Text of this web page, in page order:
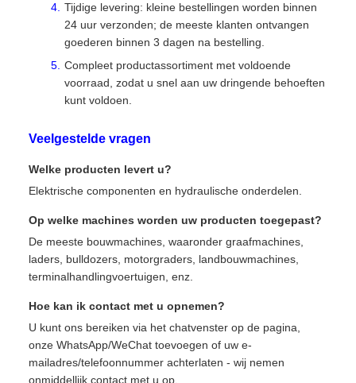
Tijdige levering: kleine bestellingen worden binnen
24 uur verzonden; de meeste klanten ontvangen
goederen binnen 3 dagen na bestelling.
Compleet productassortiment met voldoende
voorraad, zodat u snel aan uw dringende behoeften
kunt voldoen.
Veelgestelde vragen
Welke producten levert u?
Elektrische componenten en hydraulische onderdelen.
Op welke machines worden uw producten toegepast?
De meeste bouwmachines, waaronder graafmachines,
laders, bulldozers, motorgraders, landbouwmachines,
terminalhandlingvoertuigen, enz.
Hoe kan ik contact met u opnemen?
U kunt ons bereiken via het chatvenster op de pagina,
onze WhatsApp/WeChat toevoegen of uw e-
mailadres/telefoonnummer achterlaten - wij nemen
onmiddellijk contact met u op.